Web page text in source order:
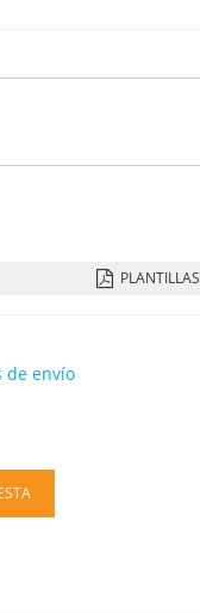
PLANTILLAS
de envío